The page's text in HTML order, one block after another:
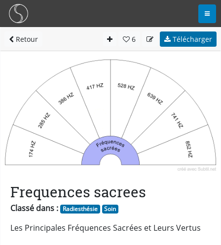
Retour 6 Télécharger
Frequences sacrees
Classé dans : Radiesthésie Soin
Les Principales Fréquences Sacrées et Leurs Vertus